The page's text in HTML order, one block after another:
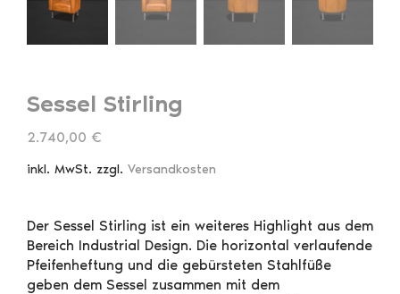
Sessel Stirling
2.740,00 €
inkl. MwSt. zzgl. Versandkosten
Der Sessel Stirling ist ein weiteres Highlight aus dem
Bereich Industrial Design. Die horizontal verlaufende
Pfeifenheftung und die gebürsteten Stahlfüße
geben dem Sessel zusammen mit dem